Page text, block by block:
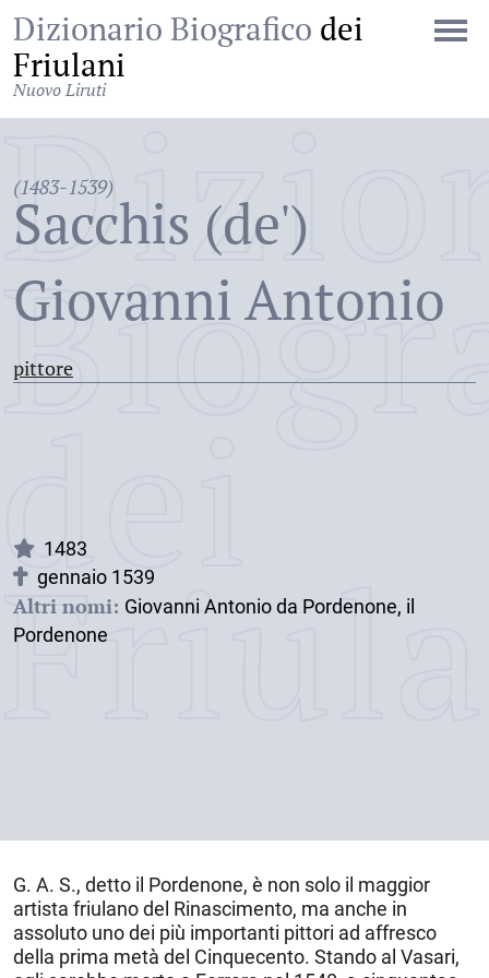
Dizionario Biografico dei
Friulani
Nuovo Liruti
(1483-1539)
Sacchis (de')
Giovanni Antonio
pittore
dei
1483
gennaio 1539
Altri nomi: Giovanni Antonio da Pordenone, il
Pordenone
G. A. S., detto il Pordenone, è non solo il maggior
artista friulano del Rinascimento, ma anche in
assoluto uno dei più importanti pittori ad affresco
della prima metà del Cinquecento. Stando al Vasari,